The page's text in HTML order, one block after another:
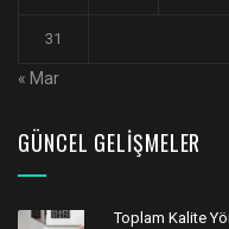
31
« Mar
GÜNCEL GELIŞMELER
Toplam Kalite